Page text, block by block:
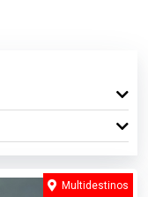
Multidestinos